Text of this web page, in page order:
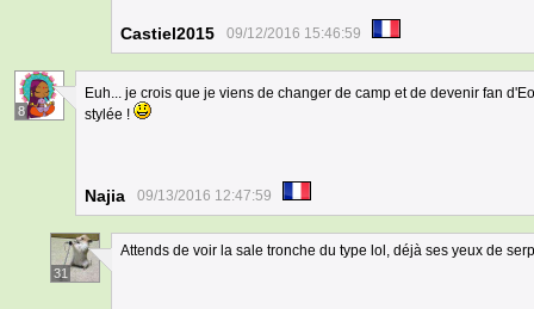
Castiel2015 09/12/2016 15:46:59
8
Euh... je crois que je viens de changer de camp et de devenir fan
stylée !
Najia 09/13/2016 12:47:59
31
Attends de voir la sale tronche du type lol, déjà ses yeux de